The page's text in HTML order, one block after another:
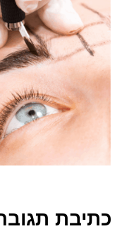
font_download סמן קישורים
כתיבת